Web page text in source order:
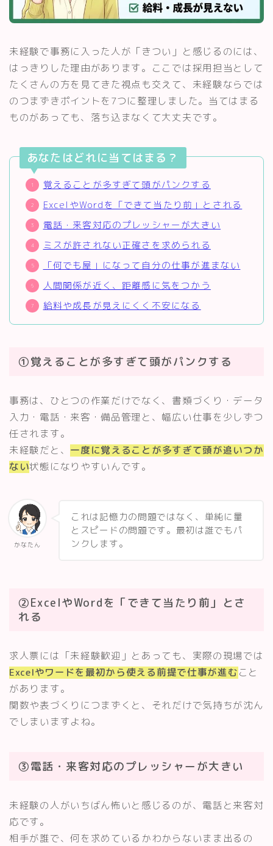
未経験で事務に入った人が「きつい」と感じるのには、
はっきりした理由があります。ここでは採用担当として
たくさんの方を見てきた視点も交えて、未経験ならでは
のつまずきポイントを7つに整理しました。当てはまる
ものがあっても、落ち込まなくて大丈夫です。
あなたはどれに当てはまる？
覚えることが多すぎて頭がパンクする
ExcelやWordを「できて当たり前」とされる
電話・来客対応のプレッシャーが大きい
ミスが許されない正確さを求められる
「何でも屋」になって自分の仕事が進まない
人間関係が近く、距離感に気をつかう
給料や成長が見えにくく不安になる
①覚えることが多すぎて頭がパンクする
事務は、ひとつの作業だけでなく、書類づくり・データ
入力・電話・来客・備品管理と、幅広い仕事を少しずつ
任されます。
未経験だと、 一度に覚えることが多すぎて頭が追いつか
ない状態になりやすいんです。
かなたん
これは記憶力の問題ではなく、単純に量
とスピードの問題です。最初は誰でもパ
ンクします。
②ExcelやWordを「できて当たり前」とさ
れる
求人票には「未経験歓迎」とあっても、実際の現場では
Excelやワードを最初から使える前提で仕事が進むこと
があります。
関数や表づくりにつまずくと、それだけで気持ちが沈ん
でしまいますよね。
③電話・来客対応のプレッシャーが大きい
未経験の人がいちばん怖いと感じるのが、電話と来客対
応です。
相手が誰で、何を求めているかわからないまま出るの